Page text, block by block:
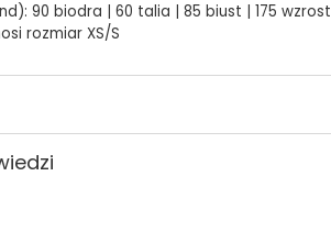
90 biodra | 60 talia | 85 biust | 175 wzrost
rozmiar XS/S
Czerwony